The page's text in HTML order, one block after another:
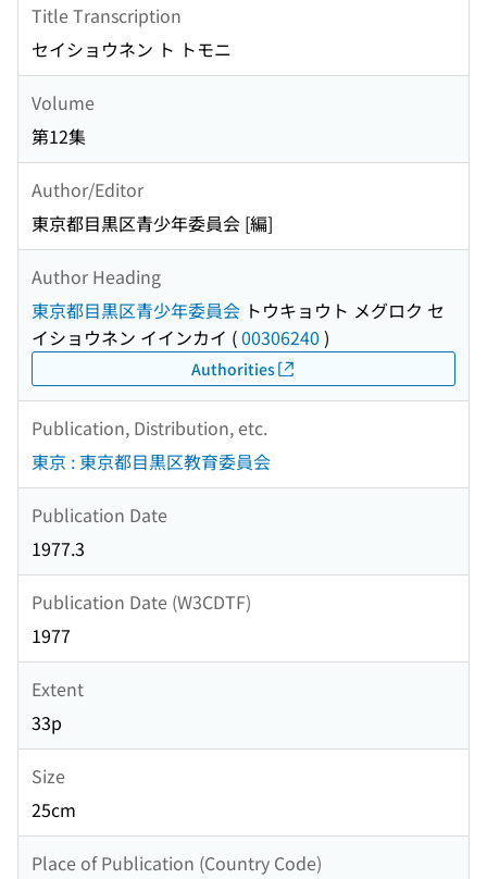
Title Transcription
セイショウネン ト トモニ
Volume
第12集
Author/Editor
東京都目黒区青少年委員会 [編]
Author Heading
東京都目黒区青少年委員会 トウキョウト メグロク セ
イショウネン イインカイ (00306240 )
Authorities
Publication, Distribution, etc.
東京 : 東京都目黒区教育委員会
Publication Date
1977.3
Publication Date (W3CDTF)
1977
Extent
33p
Size
25cm
Place of Publication (Country Code)